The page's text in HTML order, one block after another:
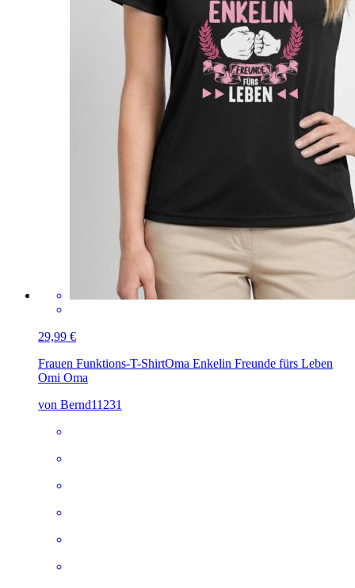
29,99 €
Frauen Funktions-T-ShirtOma Enkelin Freunde fürs Leben
Omi Oma
von Bernd11231